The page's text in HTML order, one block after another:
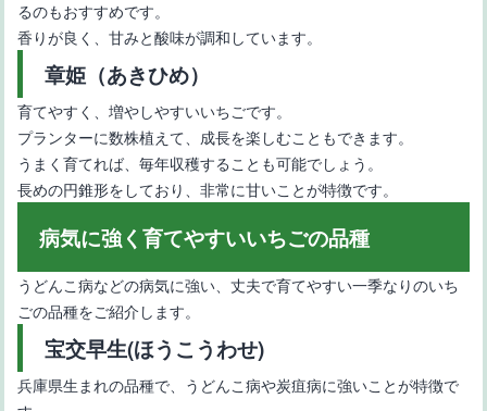
るのもおすすめです。
香りが良く、甘みと酸味が調和しています。
章姫（あきひめ）
育てやすく、増やしやすいいちごです。
プランターに数株植えて、成長を楽しむこともできます。
うまく育てれば、毎年収穫することも可能でしょう。
長めの円錐形をしており、非常に甘いことが特徴です。
病気に強く育てやすいいちごの品種
うどんこ病などの病気に強い、丈夫で育てやすい一季なりのいち
ごの品種をご紹介します。
宝交早生(ほうこうわせ)
兵庫県生まれの品種で、うどんこ病や炭疽病に強いことが特徴で